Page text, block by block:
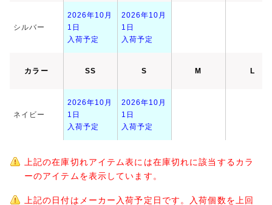
シルバー
2026年10月
1日
入荷予定
2026年10月
1日
入荷予定
カラー SS S M L
ネイビー
2026年10月
1日
入荷予定
2026年10月
1日
入荷予定
上記の在庫切れアイテム表には在庫切れに該当するカラ
ーのアイテムを表示しています。
上記の日付はメーカー入荷予定日です。入荷個数を上回